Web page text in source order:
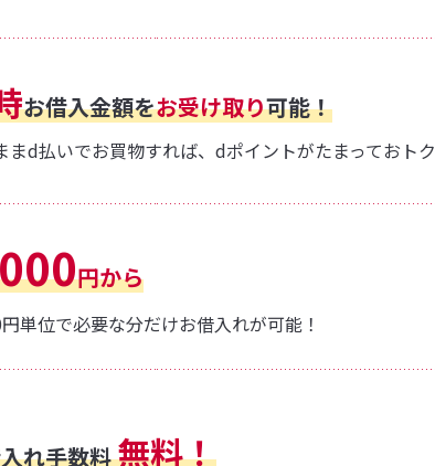
お借入金額をお受け取り可能！
まd払いでお買物すれば、dポイントがたまっておトク
円から
単位で必要な分だけお借入れが可能！
れ手数料無料！